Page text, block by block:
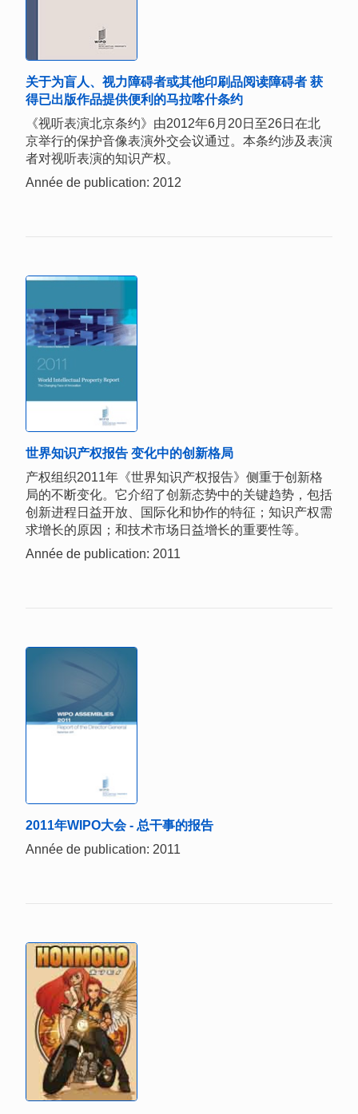
关于为盲人、视力障碍者或其他印刷品阅读障碍者 获
得已出版作品提供便利的马拉喀什条约
《视听表演北京条约》由2012年6月20日至26日在北
京举行的保护音像表演外交会议通过。本条约涉及表演
者对视听表演的知识产权。
Année de publication: 2012
世界知识产权报告 变化中的创新格局
产权组织2011年《世界知识产权报告》侧重于创新格
局的不断变化。它介绍了创新态势中的关键趋势，包括
创新进程日益开放、国际化和协作的特征；知识产权需
求增长的原因；和技术市场日益增长的重要性等。
Année de publication: 2011
2011年WIPO大会 - 总干事的报告
Année de publication: 2011